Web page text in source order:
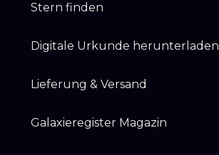
Stern finden
Digitale Urkunde herunterladen
Lieferung & Versand
Galaxieregister Magazin